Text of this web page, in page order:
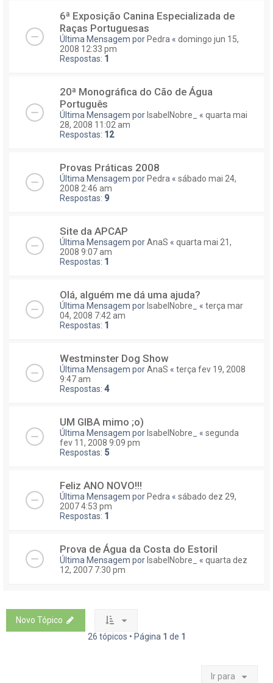
6ª Exposição Canina Especializada de
Raças Portuguesas
Última Mensagem por Pedra « domingo jun 15,
2008 12:33 pm
Respostas: 1
20ª Monográfica do Cão de Água
Português
Última Mensagem por IsabelNobre_ « quarta mai
28, 2008 11:02 am
Respostas: 12
Provas Práticas 2008
Última Mensagem por Pedra « sábado mai 24,
2008 2:46 am
Respostas: 9
Site da APCAP
Última Mensagem porAnaS « quarta mai 21,
2008 9:07 am
Respostas: 1
Olá, alguém me dá uma ajuda?
Última Mensagem por IsabelNobre_ « terça mar
04, 2008 7:42 am
Respostas: 1
Westminster Dog Show
Última Mensagem porAnaS « terça fev 19, 2008
9:47 am
Respostas: 4
UM GIBA mimo ;o)
Última Mensagem por IsabelNobre_ « segunda
fev 11, 2008 9:09 pm
Respostas: 5
Feliz ANO NOVO!!!
Última Mensagem por Pedra « sábado dez 29,
2007 4:53 pm
Respostas: 1
Prova de Água da Costa do Estoril
Última Mensagem por IsabelNobre_ « quarta dez
12, 2007 7:30 pm
Novo Tópico
26 tópicos • Página 1 de 1
Ir para